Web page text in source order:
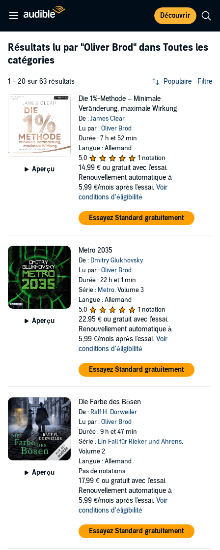
Découvrir
Résultats lu par "Oliver Brod" dans Toutes les
catégories
1 - 20 sur 63 résultats Populaire Filtre
Aperçu
Die 1%-Methode – Minimale
Veränderung, maximale Wirkung
De :James Clear
Lu par :Oliver Brod
Durée : 7 h et 52 min
Langue : Allemand
5,0
1 notation
14,99 € ou gratuit avec l'essai.
Renouvellement automatique à
5,99 €/mois après l'essai. Voir
conditions d'éligibilité
Essayez Standard gratuitement
Aperçu
Metro 2035
De : Dmitry Glukhovsky
Lu par :Oliver Brod
Durée : 22 h et 1 min
Série : Metro, Volume 3
Langue : Allemand
5,0
1 notation
22,95 € ou gratuit avec l'essai.
Renouvellement automatique à
5,99 €/mois après l'essai. Voir
conditions d'éligibilité
Essayez Standard gratuitement
Aperçu
Die Farbe des Bösen
De : Ralf H. Dorweiler
Lu par :Oliver Brod
Durée : 9 h et 47 min
Série : Ein Fall für Rieker und Ahrens,
Volume 2
Langue : Allemand
Pas de notations
17,99 € ou gratuit avec l'essai.
Renouvellement automatique à
5,99 €/mois après l'essai. Voir
conditions d'éligibilité
Essayez Standard gratuitement